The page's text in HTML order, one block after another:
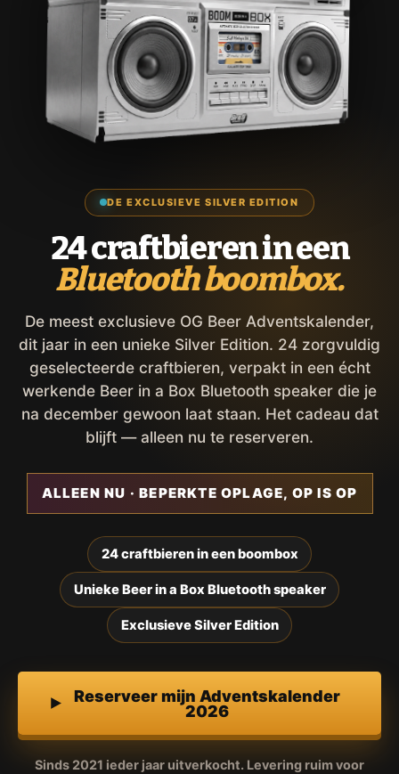
DE EXCLUSIEVE SILVER EDITION
24 craftbieren in een
Bluetooth boombox.
De meest exclusieve OG Beer Adventskalender,
dit jaar in een unieke Silver Edition. 24 zorgvuldig
geselecteerde craftbieren, verpakt in een écht
werkende Beer in a Box Bluetooth speaker die je
na december gewoon laat staan. Het cadeau dat
blijft — alleen nu te reserveren.
ALLEEN NU · BEPERKTE OPLAGE, OP IS OP
24 craftbieren in een boombox
Unieke Beer in a Box Bluetooth speaker
Exclusieve Silver Edition
Reserveer mijn Adventskalender
2026
Sinds 2021 ieder jaar uitverkocht. Levering ruim voor